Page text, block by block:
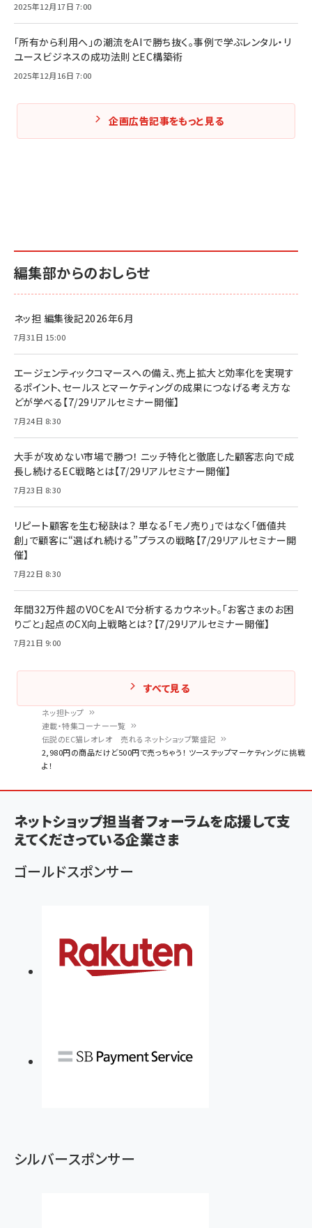
く
ネッ担トップ
連載・特集コーナー一覧
伝説のEC猫レオレオ 売れるネットショップ繁盛記
2,980円の商品だけど500円で売っちゃう！ ツーステップマーケティングに挑戦
よ！
2025年12月17日 7:00
「所有から利用へ」の潮流をAIで勝ち抜く。事例で学ぶレンタル・リ
ユースビジネスの成功法則とEC構築術
2025年12月16日 7:00
企画広告記事をもっと見る
編集部からのおしらせ
ネッ担 編集後記2026年6月
7月31日 15:00
エージェンティックコマースへの備え、売上拡大と効率化を実現す
るポイント、セールスとマーケティングの成果につなげる考え方な
どが学べる【7/29リアルセミナー開催】
7月24日 8:30
大手が攻めない市場で勝つ！ ニッチ特化と徹底した顧客志向で成
長し続けるEC戦略とは【7/29リアルセミナー開催】
7月23日 8:30
リピート顧客を生む秘訣は？ 単なる「モノ売り」ではなく「価値共
創」で顧客に“選ばれ続ける”プラスの戦略【7/29リアルセミナー開
催】
7月22日 8:30
年間32万件超のVOCをAIで分析するカウネット。「お客さまのお困
りごと」起点のCX向上戦略とは？【7/29リアルセミナー開催】
7月21日 9:00
すべて見る
ネットショップ担当者フォーラムを応援して支
えてくださっている企業さま
ゴールドスポンサー
シルバースポンサー